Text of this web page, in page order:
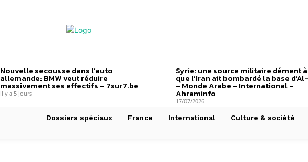
Nouvelle secousse dans l’auto
allemande: BMW veut réduire
massivement ses effectifs – 7sur7.be
il y a 5 jours
Syrie: une source militaire dément à
que l’Iran ait bombardé la base
– Monde Arabe – International –
Ahraminfo
17/07/2026
Dossiers spéciaux France International Culture & société